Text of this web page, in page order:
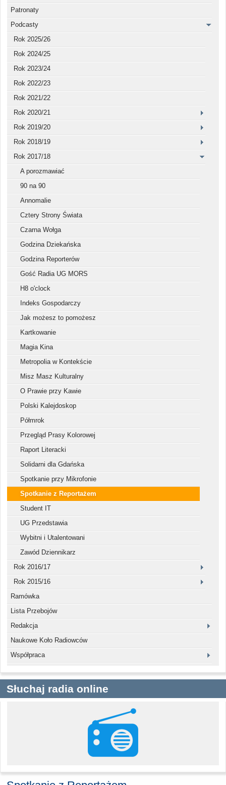
Patronaty
Podcasty
Rok 2025/26
Rok 2024/25
Rok 2023/24
Rok 2022/23
Rok 2021/22
Rok 2020/21
Rok 2019/20
Rok 2018/19
Rok 2017/18
A porozmawiać
90 na 90
Annomalie
Cztery Strony Świata
Czarna Wołga
Godzina Dziekańska
Godzina Reporterów
Gość Radia UG MORS
H8 o'clock
Indeks Gospodarczy
Jak możesz to pomożesz
Kartkowanie
Magia Kina
Metropolia w Kontekście
Misz Masz Kulturalny
O Prawie przy Kawie
Polski Kalejdoskop
Półmrok
Przegląd Prasy Kolorowej
Raport Literacki
Solidarni dla Gdańska
Spotkanie przy Mikrofonie
Spotkanie z Reportażem
Student IT
UG Przedstawia
Wybitni i Utalentowani
Zawód Dziennikarz
Rok 2016/17
Rok 2015/16
Ramówka
Lista Przebojów
Redakcja
Naukowe Koło Radiowców
Współpraca
Słuchaj radia online